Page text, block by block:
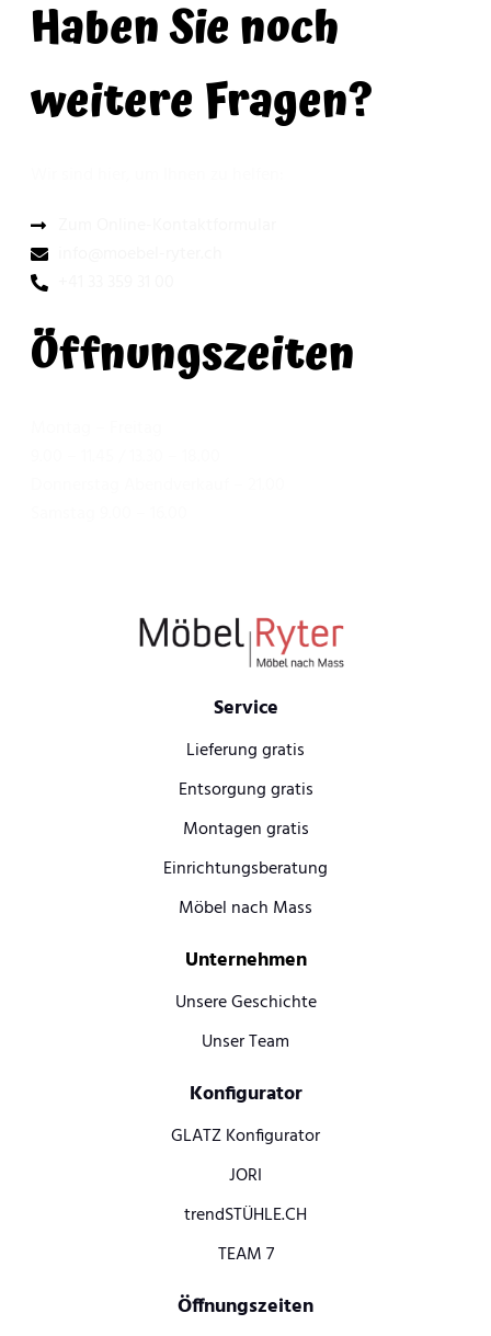
Haben Sie noch
weitere Fragen?
Öffnungszeiten
Service
Lieferung gratis
Entsorgung gratis
Montagen gratis
Einrichtungsberatung
Möbel nach Mass
Unternehmen
Unsere Geschichte
Unser Team
Konfigurator
GLATZ Konfigurator
JORI
trendSTÜHLE.CH
TEAM 7
Öffnungszeiten